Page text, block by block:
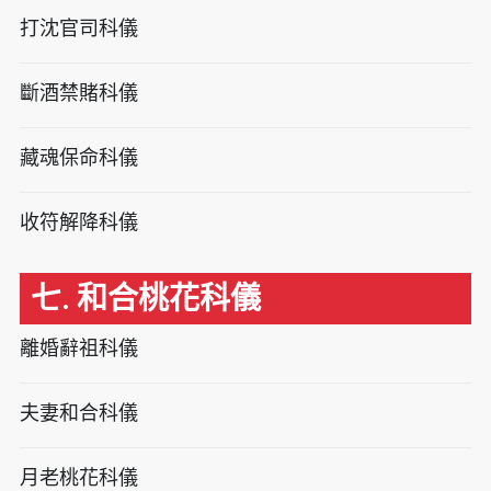
打沈官司科儀
斷酒禁賭科儀
藏魂保命科儀
收符解降科儀
七. 和合桃花科儀
離婚辭祖科儀
夫妻和合科儀
月老桃花科儀